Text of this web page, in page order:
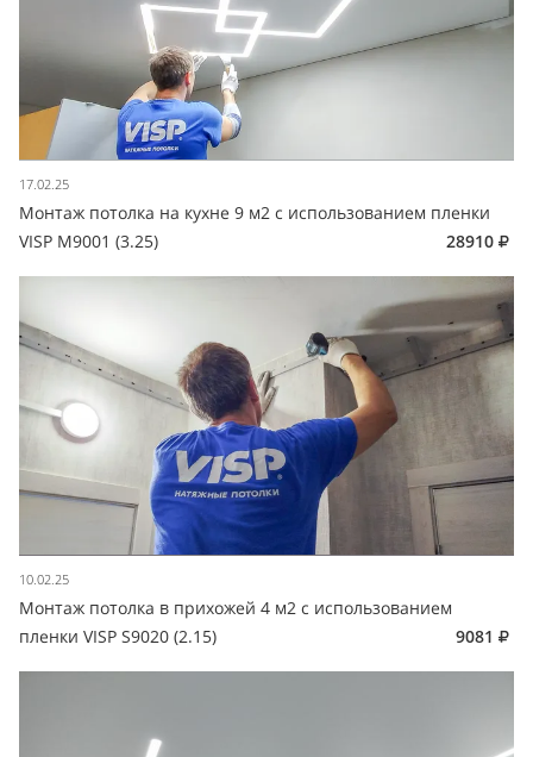
17.02.25
Монтаж потолка на кухне 9 м2 с использованием пленки
VISP M9001 (3.25)
28910
10.02.25
Монтаж потолка в прихожей 4 м2 с использованием
пленки VISP S9020 (2.15)
9081